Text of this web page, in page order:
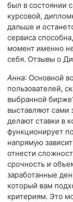
был в состоянии
курсовой,
дальше и
сервиса
момент именно
себя. Отзывы о
Анна: Основной
пользователей,
выбранной
выставляют сами
делают ставки в
функционирует
напрямую
отнести
срочность и
заработанные
который вам
критериям. Это